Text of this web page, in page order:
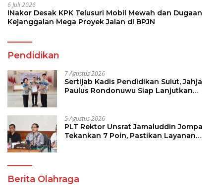
6 Juli 2026
INakor Desak KPK Telusuri Mobil Mewah dan Dugaan
Kejanggalan Mega Proyek Jalan di BPJN
Pendidikan
7 Agustus 2026
Sertijab Kadis Pendidikan Sulut, Jahja
Paulus Rondonuwu Siap Lanjutkan
5 Agustus 2026
PLT Rektor Unsrat Jamaluddin Jompa
Tekankan 7 Poin, Pastikan Layanan
Berita Olahraga